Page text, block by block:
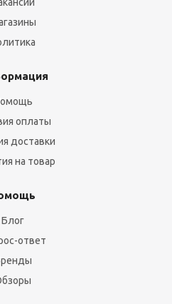
оплаты
доставки
на товар
Блог
ответ